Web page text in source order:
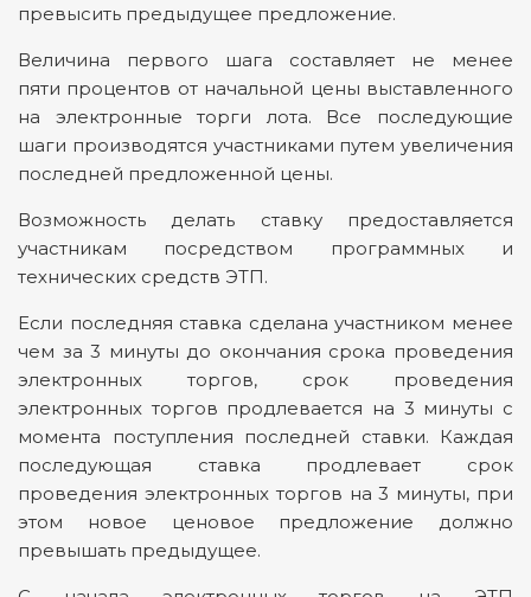
превысить предыдущее предложение.
Величина первого шага составляет не менее
пяти процентов от начальной цены выставленного
на электронные торги лота. Все последующие
шаги производятся участниками путем увеличения
последней предложенной цены.
Возможность делать ставку предоставляется
участникам посредством программных и
технических средств ЭТП.
Если последняя ставка сделана участником менее
чем за 3 минуты до окончания срока проведения
электронных торгов, срок проведения
электронных торгов продлевается на 3 минуты с
момента поступления последней ставки. Каждая
последующая ставка продлевает срок
проведения электронных торгов на 3 минуты, при
этом новое ценовое предложение должно
превышать предыдущее.